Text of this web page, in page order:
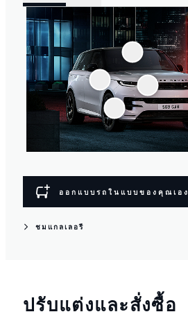
ออกแบบรถในแบบของคุณเอง
ชมแกลเลอรี
ปรับแต่งและสั่งซื้อ